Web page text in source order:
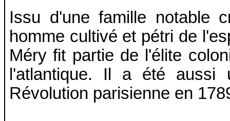
Issu d'une famille notable
homme cultivé et pétri de
Méry fit partie de l'élite
l'atlantique. Il a été aussi
Révolution parisienne en